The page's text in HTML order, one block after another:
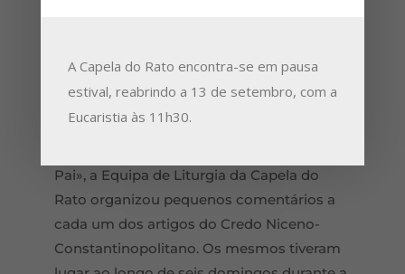
9 Dez 2025
Para celebrar os 1700 do concílio de Niceia
(325) em que se declarou a divindade de
Pai», a Equipa de Liturgia da Capela do
Rato organizou pequenos comentários a
cada um dos artigos do Credo Niceno-
Constantinopolitano. Os mesmos tiveram
A Capela do Rato encontra-se em pausa
estival, reabrindo a 13 de setembro, com a
Eucaristia às 11h30.